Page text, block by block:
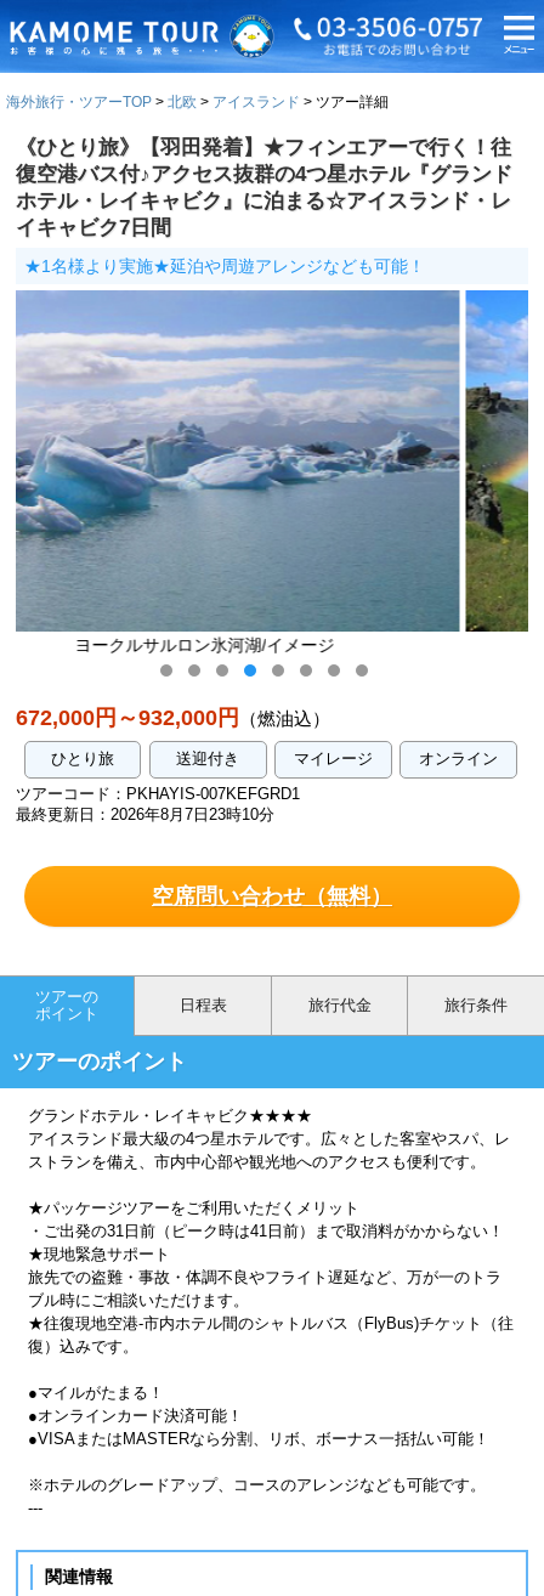
海外旅行・ツアーTOP 北欧 アイスランド ツアー詳細
《ひとり旅》【羽田発着】★フィンエアーで行く！往
復空港バス付♪アクセス抜群の4つ星ホテル『グランド
ホテル・レイキャビク』に泊まる☆アイスランド・レ
イキャビク7日間
★1名様より実施★延泊や周遊アレンジなども可能！
黄金の滝グトルフォス/イメージ
672,000円～932,000円 （燃油込）
ひとり旅 送迎付き マイレージ
オンライン
ツアーコード：PKHAYIS-007KEFGRD1
最終更新日：2026年8月7日23時10分
空席問い合わせ（無料）
ツアーの
ポイント
日程表 旅行代金 旅行条件
ツアーのポイント
グランドホテル・レイキャビク★★★★
アイスランド最大級の4つ星ホテルです。広々とした客室やスパ、レ
ストランを備え、市内中心部や観光地へのアクセスも便利です。
★パッケージツアーをご利用いただくメリット
・ご出発の31日前（ピーク時は41日前）まで取消料がかからない！
★現地緊急サポート
旅先での盗難・事故・体調不良やフライト遅延など、万が一のトラ
ブル時にご相談いただけます。
★往復現地空港-市内ホテル間のシャトルバス（FlyBus)チケット（往
復）込みです。
●マイルがたまる！
●オンラインカード決済可能！
●VISAまたはMASTERなら分割、リボ、ボーナス一括払い可能！
※ホテルのグレードアップ、コースのアレンジなども可能です。
---
関連情報